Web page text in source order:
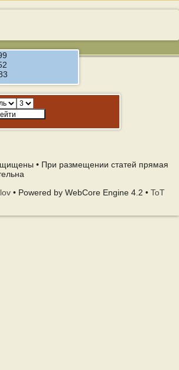
• При размещении статей прямая
• Powered by WebCore Engine 4.2 • ToT